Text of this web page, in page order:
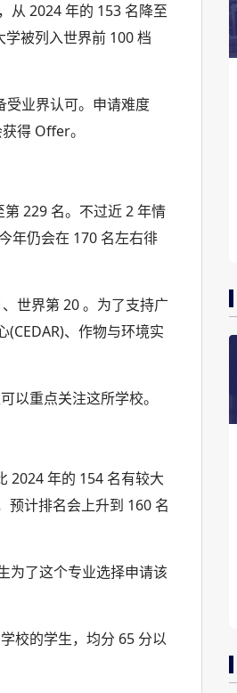
从 2024 年的 153 名降至
被列入世界前 100 档
受业界认可。申请难度
得 Offer。
229 名。不过近 2 年情
年仍会在 170 名左右徘
世界第 20 。为了支持广
、作物与环境实
以重点关注这所学校。
2024 年的 154 名有较大
预计排名会上升到 160 名
为了这个专业选择申请该
校的学生，均分 65 分以